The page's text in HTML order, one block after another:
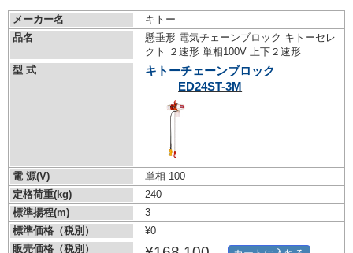
メーカー名
キトー
品名
懸垂形 電気チェーンブロック キトーセレ
クト ２速形 単相100V 上下２速形
型 式
キトーチェーンブロック
ED24ST-3M
電 源(V)
単相 100
定格荷重(kg)
240
標準揚程(m)
3
標準価格（税別）
¥0
販売価格（税別）